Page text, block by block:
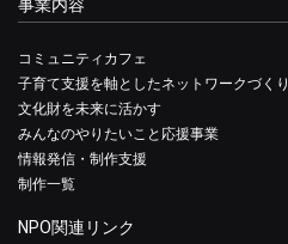
事業内容
コミュニティカフェ
子育て支援を軸としたネットワークづくり
文化財を未来に活かす
みんなのやりたいこと応援事業
情報発信・制作支援
制作一覧
NPO関連リンク